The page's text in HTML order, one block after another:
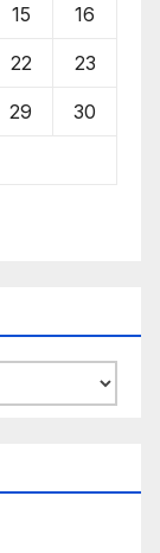
15 16
22 23
29 30